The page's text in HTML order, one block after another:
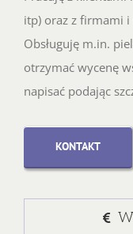
itp) oraz z firmami
Obsługuję m.in.
otrzymać wycenę
napisać podając
KONTAKT